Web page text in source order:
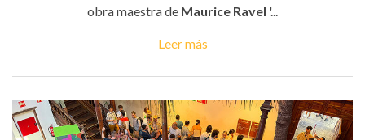
obra maestra de Maurice Ravel '...
Leer más